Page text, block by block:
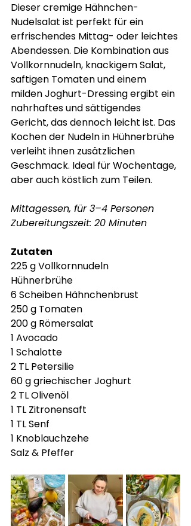
Dieser cremige Hähnchen-
Nudelsalat ist perfekt für ein
erfrischendes Mittag- oder leichtes
Abendessen. Die Kombination aus
Vollkornnudeln, knackigem Salat,
saftigen Tomaten und einem
milden Joghurt-Dressing ergibt ein
nahrhaftes und sättigendes
Gericht, das dennoch leicht ist. Das
Kochen der Nudeln in Hühnerbrühe
verleiht ihnen zusätzlichen
Geschmack. Ideal für Wochentage,
aber auch köstlich zum Teilen.
Mittagessen, für 3–4 Personen
Zubereitungszeit: 20 Minuten
Zutaten
225 g Vollkornnudeln
Hühnerbrühe
6 Scheiben Hähnchenbrust
250 g Tomaten
200 g Römersalat
1 Avocado
1 Schalotte
2 TL Petersilie
60 g griechischer Joghurt
2 TL Olivenöl
1 TL Zitronensaft
1 TL Senf
1 Knoblauchzehe
Salz & Pfeffer